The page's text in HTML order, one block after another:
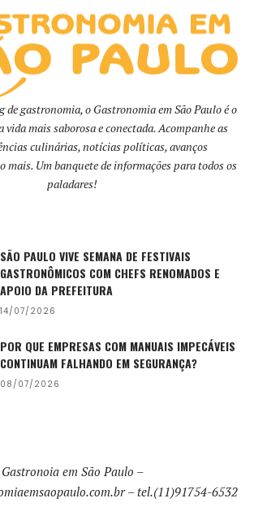
de gastronomia, o Gastronomia em São Paulo é o
vida mais saborosa e conectada. Acompanhe as
culinárias, notícias políticas, avanços
mais. Um banquete de informações para todos os
paladares!
SÃO PAULO VIVE SEMANA DE FESTIVAIS
GASTRONÔMICOS COM CHEFS RENOMADOS E
APOIO DA PREFEITURA
14/07/2026
POR QUE EMPRESAS COM MANUAIS IMPECÁVEIS
CONTINUAM FALHANDO EM SEGURANÇA?
08/07/2026
Gastronoia em São Paulo –
– tel.(11)91754-6532